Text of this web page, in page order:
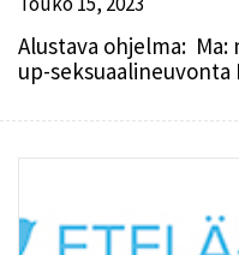
Alustava ohjelma:
up-seksuaalineuvonta